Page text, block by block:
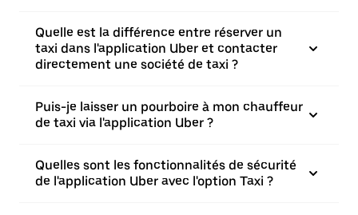
Quelle est la différence entre réserver un
taxi dans l'application Uber et contacter
directement une société de taxi ?
Puis-je laisser un pourboire à mon chauffeur
de taxi via l'application Uber ?
Quelles sont les fonctionnalités de sécurité
de l'application Uber avec l'option Taxi ?